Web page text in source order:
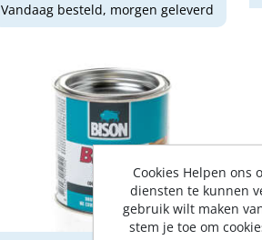
Vandaag besteld, morgen geleverd
Cookies Helpen ons
diensten te kunnen
gebruik wilt maken
stem je toe om